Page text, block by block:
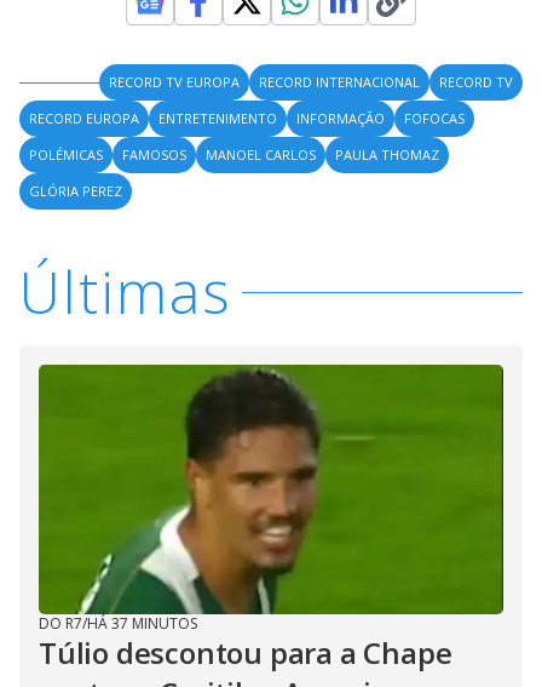
RECORD TV EUROPA RECORD INTERNACIONAL
RECORD TV
RECORD EUROPA
ENTRETENIMENTO INFORMAÇÃO
FOFOCAS
POLÉMICAS
FAMOSOS MANOEL CARLOS
PAULA THOMAZ
GLÓRIA PEREZ
Últimas
DO R7/HÁ 37 MINUTOS
Túlio descontou para a Chape